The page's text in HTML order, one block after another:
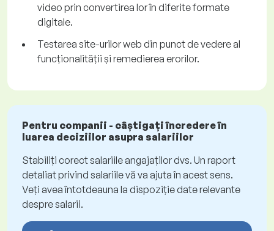
video prin convertirea lor în diferite formate
digitale.
Testarea site-urilor web din punct de vedere al
funcționalității și remedierea erorilor.
Pentru companii - câștigați încredere în
luarea deciziilor asupra salariilor
Stabiliți corect salariile angajaților dvs. Un raport
detaliat privind salariile vă va ajuta în acest sens.
Veți avea întotdeauna la dispoziție date relevante
despre salarii.